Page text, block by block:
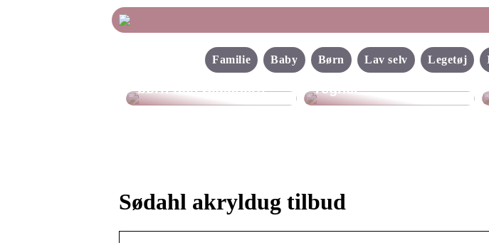
Familie Baby Børn Lav selv Legetøj
Find de bedste sko til
børn hos Skechers
Det skal dit barn
have på, når det
regner
Sødahl akryldug tilbud